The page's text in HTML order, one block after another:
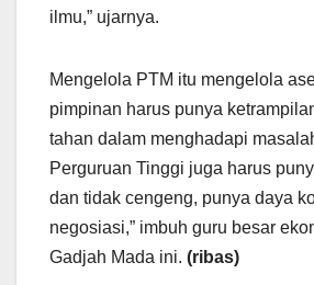
ilmu,” ujarnya.
Mengelola PTM itu mengelola
pimpinan harus punya
tahan dalam menghadapi
Perguruan Tinggi juga harus
dan tidak cengeng, punya daya
negosiasi,” imbuh guru besar
Gadjah Mada ini. (ribas)